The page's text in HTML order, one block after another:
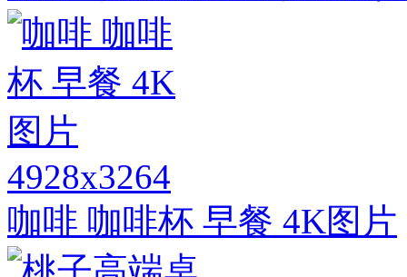
4928x3264
咖啡 咖啡杯 早餐 4K图片